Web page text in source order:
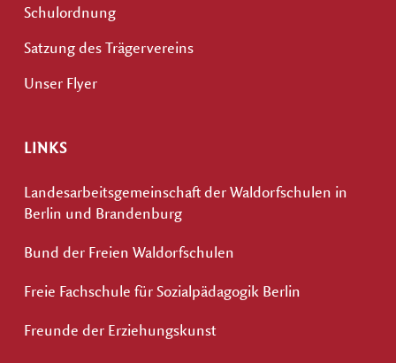
Schulordnung
Satzung des Trägervereins
Unser Flyer
LINKS
Landesarbeitsgemeinschaft der Waldorfschulen in
Berlin und Brandenburg
Bund der Freien Waldorfschulen
Freie Fachschule für Sozialpädagogik Berlin
Freunde der Erziehungskunst